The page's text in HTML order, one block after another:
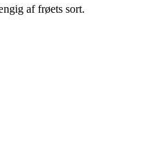
af frøets sort.